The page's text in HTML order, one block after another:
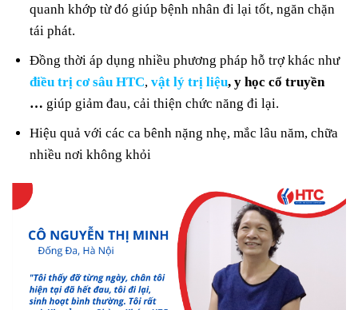
quanh khớp từ đó giúp bệnh nhân đi lại tốt, ngăn chặn
tái phát.
Đồng thời áp dụng nhiều phương pháp hỗ trợ khác như
điều trị cơ sâu HTC,vật lý trị liệu, y học cổ truyền
… giúp giảm đau, cải thiện chức năng đi lại.
Hiệu quả với các ca bênh nặng nhẹ, mắc lâu năm, chữa
nhiều nơi không khỏi